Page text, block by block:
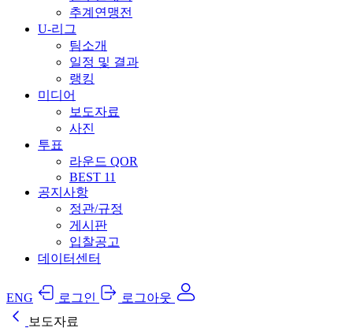
추계연맹전
U-리그
팀소개
일정 및 결과
랭킹
미디어
보도자료
사진
투표
라운드 QOR
BEST 11
공지사항
정관/규정
게시판
입찰공고
데이터센터
ENG 로그인
로그아웃
보도자료